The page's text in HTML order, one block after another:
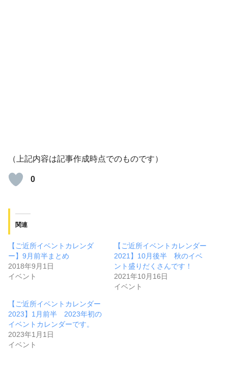
（上記内容は記事作成時点でのものです）
0
関連
【ご近所イベントカレンダ
ー】9月前半まとめ
2018年9月1日
イベント
【ご近所イベントカレンダー
2021】10月後半 秋のイベ
ント盛りだくさんです！
2021年10月16日
イベント
【ご近所イベントカレンダー
2023】1月前半 2023年初の
イベントカレンダーです。
2023年1月1日
イベント